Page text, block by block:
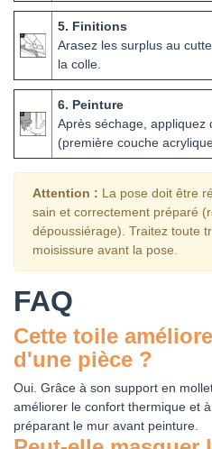
5. Finitions
Arasez les surplus au
la colle.
6. Peinture
Après séchage, appliquez
(première couche
Attention : La pose doit être
sain et correctement préparé
dépoussiérage). Traitez toute
moisissure avant la pose.
FAQ
Cette toile
d'une pièce ?
Oui. Grâce à son support en
améliorer le confort thermique et
préparant le mur avant peinture.